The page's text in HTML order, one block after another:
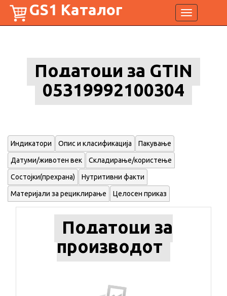
Toggle
navigation
GS1 Каталог
Податоци за GTIN
05319992100304
Индикатори Опис и класификација Пакување
Датуми/животен век Складирање/користење
Состојки(прехрана) Нутритивни факти
Материјали за рециклирање Целосен приказ
Податоци за
производот